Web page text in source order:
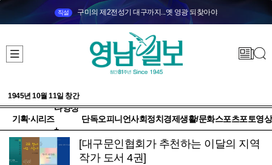
직설 구미의 제2전성기 대구까지...옛 영광 되찾아야
1945년 10월 11일 창간
기획·시리즈
다양성
+
단독오피니언사회정치 경제생활/문화스포츠포토영상
[대구문인협회가 추천하는 이달의 지역
작가 도서 4권]